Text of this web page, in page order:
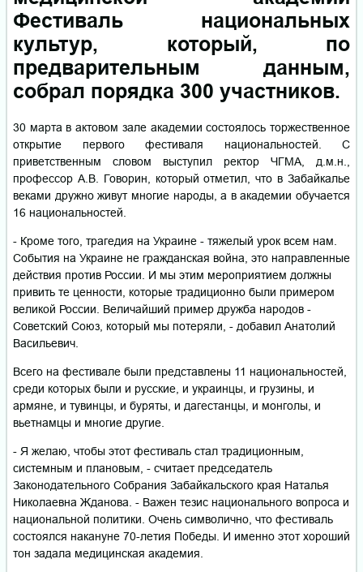
Фестиваль национальных
культур, который, по
предварительным данным,
собрал порядка 300 участников.
30 марта в актовом зале академии состоялось торжественное
открытие первого фестиваля национальностей. С
приветственным словом выступил ректор ЧГМА, д.м.н.,
профессор А.В. Говорин, который отметил, что в Забайкалье
веками дружно живут многие народы, а в академии обучается
16 национальностей.
- Кроме того, трагедия на Украине - тяжелый урок всем нам.
События на Украине не гражданская война, это направленные
действия против России. И мы этим мероприятием должны
привить те ценности, которые традиционно были примером
великой России. Величайший пример дружба народов -
Советский Союз, который мы потеряли, - добавил Анатолий
Васильевич.
Всего на фестивале были представлены 11 национальностей,
среди которых были и русские, и украинцы, и грузины, и
армяне, и тувинцы, и буряты, и дагестанцы, и монголы, и
вьетнамцы и многие другие.
- Я желаю, чтобы этот фестиваль стал традиционным,
системным и плановым, - считает председатель
Законодательного Собрания Забайкальского края Наталья
Николаевна Жданова. - Важен тезис национального вопроса и
национальной политики. Очень символично, что фестиваль
состоялся накануне 70-летия Победы. И именно этот хороший
тон задала медицинская академия.